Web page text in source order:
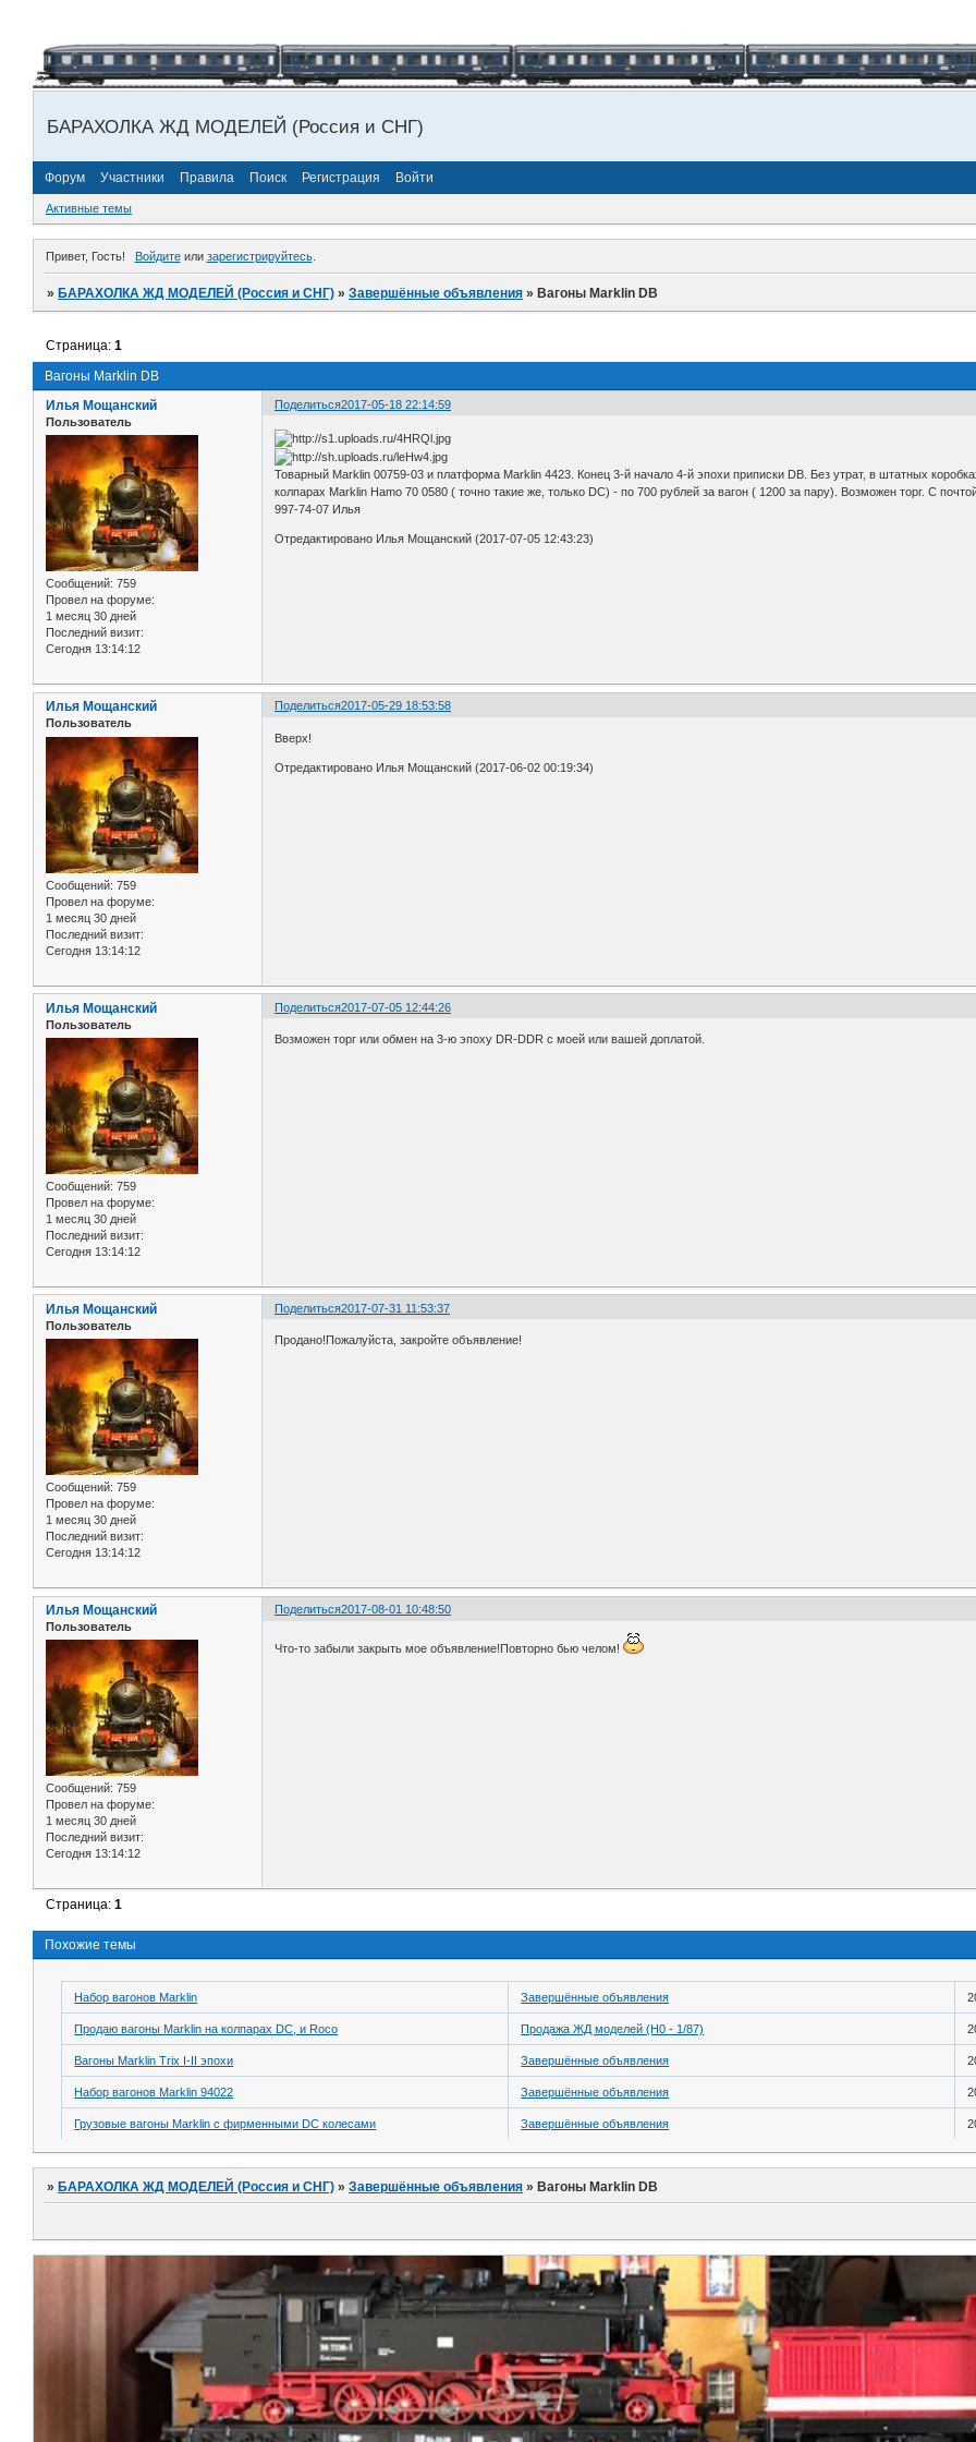
БАРАХОЛКА ЖД МОДЕЛЕЙ (Россия и СНГ)
Форум Участники Правила Поиск Регистрация Войти
Активные темы
Привет, Гость! Войдитеили зарегистрируйтесь.
»БАРАХОЛКА ЖД МОДЕЛЕЙ (Россия и СНГ) »Завершённые объявления »Вагоны Marklin DB
Вагоны Marklin DB
Страница:1
Поделиться2017-05-18 22:14:59
Илья Мощанский
Пользователь
Сообщений: 759
Провел на форуме:
1 месяц 30 дней
Последний визит:
Сегодня 13:14:12
Товарный Marklin 00759-03 и платформа Marklin 4423. Конец 3-й начало 4-й эпохи приписки DB. Без утрат, в штатных
колпарах Marklin Hamo 70 0580 ( точно такие же, только DC) - по 700 рублей за вагон ( 1200 за пару). Возможен торг. С
997-74-07 Илья
Отредактировано Илья Мощанский (2017-07-05 12:43:23)
Поделиться2017-05-29 18:53:58
Илья Мощанский
Пользователь
Сообщений: 759
Провел на форуме:
1 месяц 30 дней
Последний визит:
Сегодня 13:14:12
Вверх!
Отредактировано Илья Мощанский (2017-06-02 00:19:34)
Поделиться2017-07-05 12:44:26
Илья Мощанский
Пользователь
Сообщений: 759
Провел на форуме:
1 месяц 30 дней
Последний визит:
Сегодня 13:14:12
Возможен торг или обмен на 3-ю эпоху DR-DDR с моей или вашей доплатой.
Поделиться2017-07-31 11:53:37
Илья Мощанский
Пользователь
Сообщений: 759
Провел на форуме:
1 месяц 30 дней
Последний визит:
Сегодня 13:14:12
Продано!Пожалуйста, закройте объявление!
Поделиться2017-08-01 10:48:50
Илья Мощанский
Пользователь
Сообщений: 759
Провел на форуме:
1 месяц 30 дней
Последний визит:
Сегодня 13:14:12
Что-то забыли закрыть мое объявление!Повторно бью челом!
Страница:1
Похожие темы
Набор вагонов Marklin Завершённые объявления
Продаю вагоны Marklin на колпарах DC, и Roco Продажа ЖД моделей (H0 - 1/87)
Вагоны Marklin Trix I-II эпохи Завершённые объявления
Набор вагонов Marklin 94022 Завершённые объявления
Грузовые вагоны Marklin с фирменными DC колесами Завершённые объявления
»БАРАХОЛКА ЖД МОДЕЛЕЙ (Россия и СНГ) »Завершённые объявления »Вагоны Marklin DB